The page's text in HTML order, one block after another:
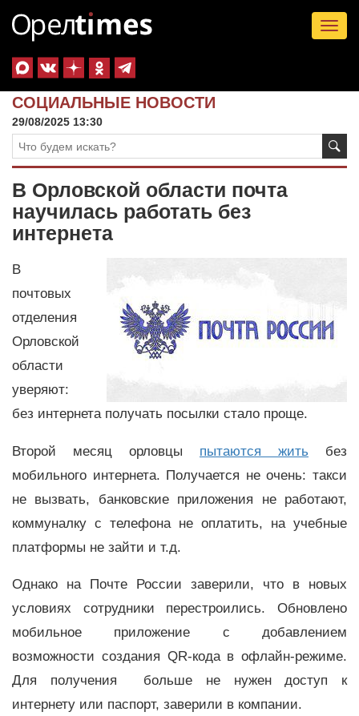
СОЦИАЛЬНЫЕ НОВОСТИ
29/08/2025 13:30
В Орловской области почта
научилась работать без
интернета
В
почтовых
отделения
Орловской
области
уверяют:
без интернета получать посылки стало проще.
Второй месяц орловцы пытаются жить без
мобильного интернета. Получается не очень: такси
не вызвать, банковские приложения не работают,
коммуналку с телефона не оплатить, на учебные
платформы не зайти и т.д.
Однако на Почте России заверили, что в новых
условиях сотрудники перестроились. Обновлено
мобильное приложение с добавлением
возможности создания QR-кода в офлайн-режиме.
Для получения больше не нужен доступ к
интернету или паспорт, заверили в компании.